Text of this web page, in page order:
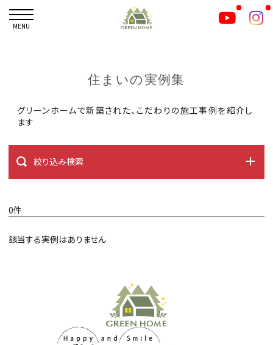
MENU
住まいの実例集
グリーンホームで新築された、こだわりの施工事例を紹介し
ます
絞り込み検索
0件
該当する実例はありません